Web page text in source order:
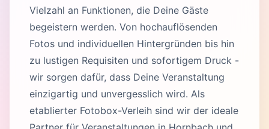
Vielzahl an Funktionen, die Deine Gäste
begeistern werden. Von hochauflösenden
Fotos und individuellen Hintergründen bis hin
zu lustigen Requisiten und sofortigem Druck -
wir sorgen dafür, dass Deine Veranstaltung
einzigartig und unvergesslich wird. Als
etablierter Fotobox-Verleih sind wir der ideale